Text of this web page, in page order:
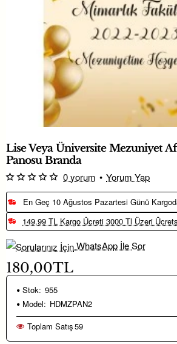
Lise Veya Üniversite Mezuniyet
Panosu Branda
En Geç 10 Ağustos Pazartesi Günü
149.99 TL Kargo Ücreti 3000 Tl Üzeri
WhatsApp İle Sor
0 yorum • Yorum Yap
180,00TL
Stok: 955
Model: HDMZPAN2
Toplam Satış59